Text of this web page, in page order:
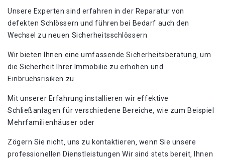
Unsere Experten sind erfahren in der Reparatur von
defekten Schlössern und führen bei Bedarf auch den
Wechsel zu neuen Sicherheitsschlössern
Wir bieten Ihnen eine umfassende Sicherheitsberatung‚ um
die Sicherheit Ihrer Immobilie zu erhöhen und
Einbruchsrisiken zu
Mit unserer Erfahrung installieren wir effektive
Schließanlagen für verschiedene Bereiche‚ wie zum Beispiel
Mehrfamilienhäuser oder
Zögern Sie nicht‚ uns zu kontaktieren‚ wenn Sie unsere
professionellen Dienstleistungen Wir sind stets bereit‚ Ihnen